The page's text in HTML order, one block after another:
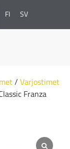
FI SV
/ Varjostimet
Franza